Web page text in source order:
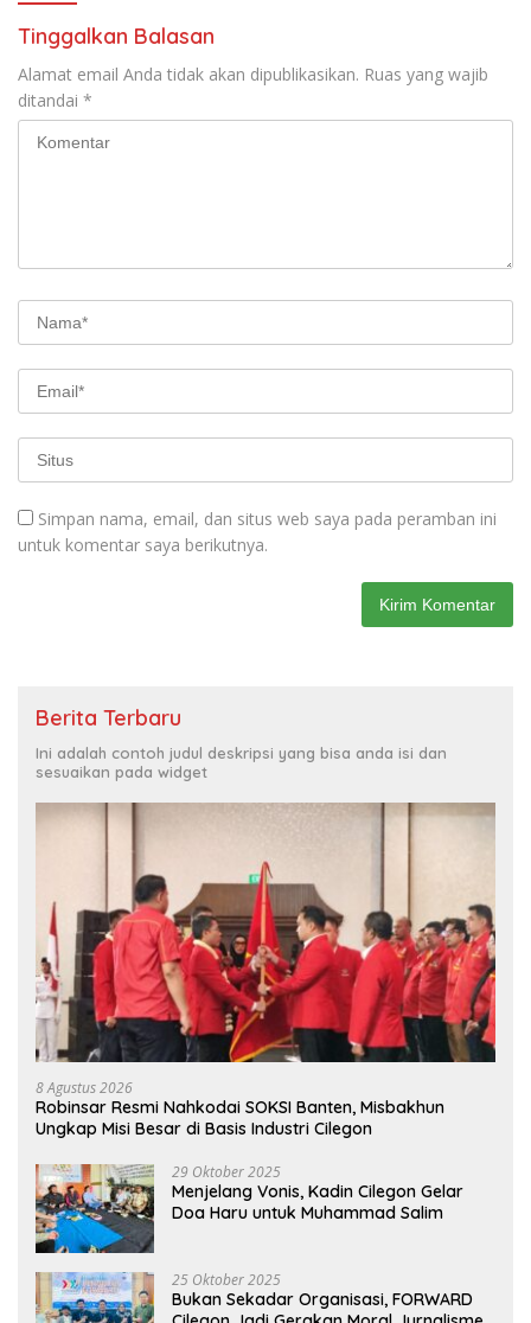
Tinggalkan Balasan
Alamat email Anda tidak akan dipublikasikan. Ruas yang wajib
ditandai *
Simpan nama, email, dan situs web saya pada peramban ini
untuk komentar saya berikutnya.
Berita Terbaru
Ini adalah contoh judul deskripsi yang bisa anda isi dan
sesuaikan pada widget
8 Agustus 2026
Robinsar Resmi Nahkodai SOKSI Banten, Misbakhun
Ungkap Misi Besar di Basis Industri Cilegon
29 Oktober 2025
Menjelang Vonis, Kadin Cilegon Gelar
Doa Haru untuk Muhammad Salim
25 Oktober 2025
Bukan Sekadar Organisasi, FORWARD